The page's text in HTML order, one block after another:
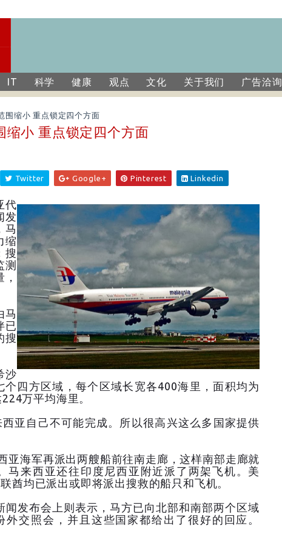
IT 科学 健康 观点 文化 关于我们 广告洽询
围缩小 重点锁定四个方面
缩小 重点锁定四个方面
Twitter Google+ Pinterest Linkedin
代
发
马
缩
搜
测
马
已
搜
沙
四方区域，每个区域长宽各400海里，面积均为
万平均海里。
亚自己不可能完成。所以很高兴这么多国家提供
海军再派出两艘船前往南走廊，这样南部走廊就
马来西亚还往印度尼西亚附近派了两架飞机。美
酋均已派出或即将派出搜救的船只和飞机。
发布会上则表示，马方已向北部和南部两个区域
交照会，并且这些国家都给出了很好的回应。